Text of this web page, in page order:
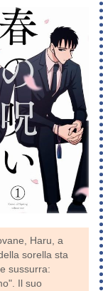
Haru, a
sorella sta
sussurra:
Il suo